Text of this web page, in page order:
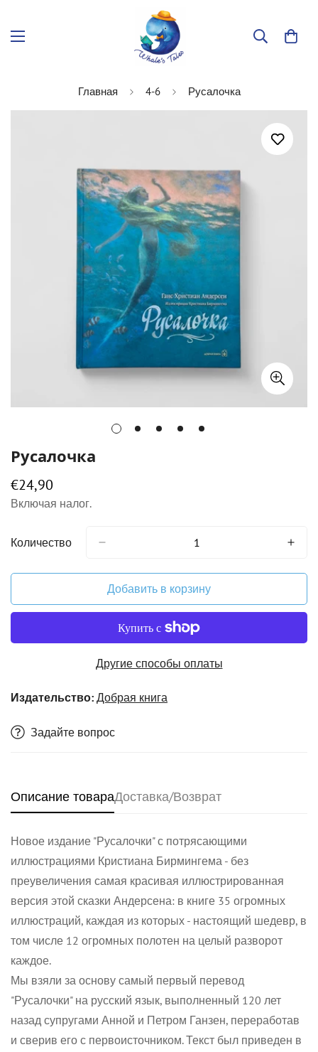
Главная 4-6 Русалочка
Русалочка
Обычная
цена
€24,90
Включая налог.
Количество
Добавить в корзину
Другие способы оплаты
Издательство: Добрая книга
Задайте вопрос
Описание товараДоставка/Возврат
Новое издание "Русалочки" с потрясающими
иллюстрациями Кристиана Бирмингема - без
преувеличения самая красивая иллюстрированная
версия этой сказки Андерсена: в книге 35 огромных
иллюстраций, каждая из которых - настоящий шедевр, в
том числе 12 огромных полотен на целый разворот
каждое.
Мы взяли за основу самый первый перевод
"Русалочки" на русский язык, выполненный 120 лет
назад супругами Анной и Петром Ганзен, переработав
и сверив его с первоисточником. Текст был приведен в